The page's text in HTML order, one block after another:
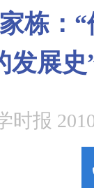
栋：
发展史
时报